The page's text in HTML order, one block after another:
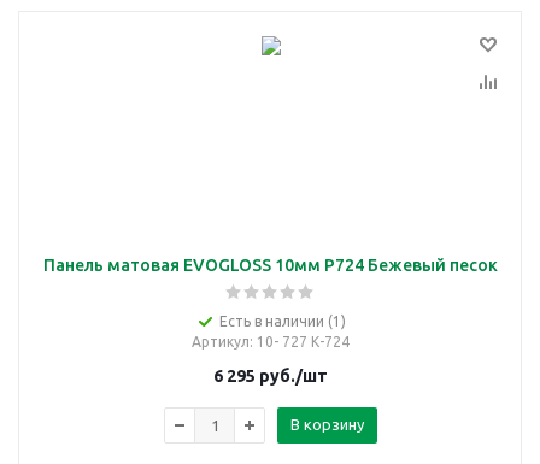
Панель матовая EVOGLOSS 10мм P724 Бежевый песок
Есть в наличии (1)
Артикул: 10- 727 К-724
6 295 руб./шт
В корзину